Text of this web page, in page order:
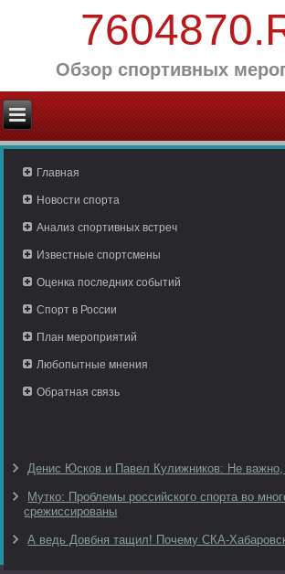
Обзор спортивных
Главная
Новости спорта
Анализ спортивных встреч
Известные спортсмены
Оценка последних событий
Спорт в России
План мероприятий
Любопытные мнения
Обратная связь
Денис Юсков и Павел Кулижников: Не важно,
Мутко: Проблемы российского спорта во
срежиссированы
А ведь Довбня тащил! Почему СКА-